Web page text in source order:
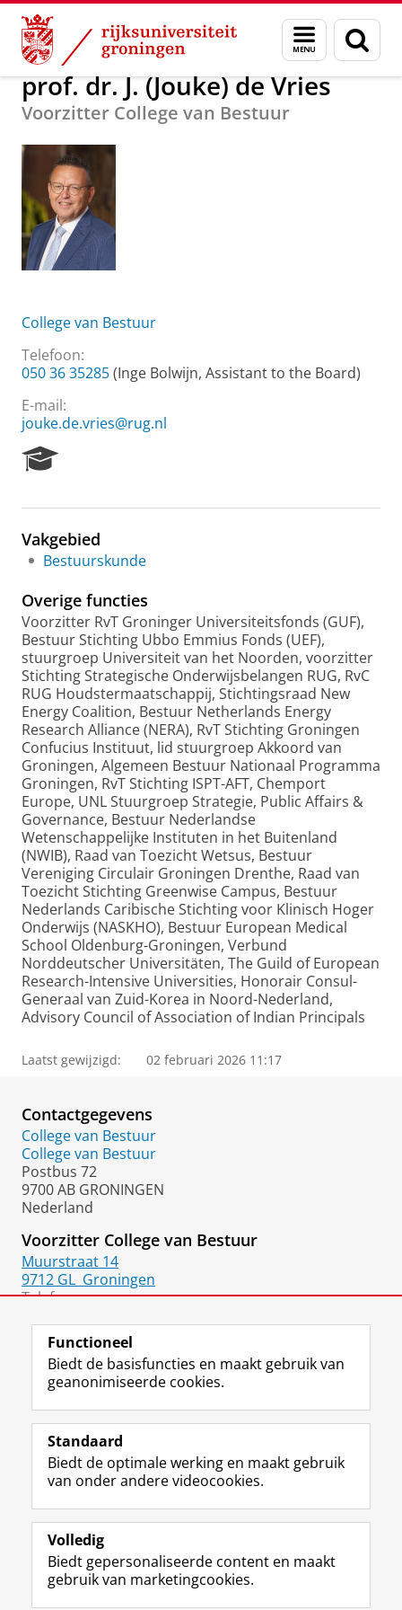
Skip
Content
Skip
Navigation
Menu
en
zoeken
Over ons prof. dr. J. (Jouke) de Vries
prof. dr. J. (Jouke) de Vries
Voorzitter College van Bestuur
College van Bestuur
Telefoon:
050 36 35285(Inge Bolwijn, Assistant to the Board)
E-mail:
jouke.de.vries@rug.nl
e
r
c
P
o
r
t
a
l
Vakgebied
Bestuurskunde
Overige functies
Voorzitter RvT Groninger Universiteitsfonds (GUF),
Bestuur Stichting Ubbo Emmius Fonds (UEF),
stuurgroep Universiteit van het Noorden, voorzitter
Stichting Strategische Onderwijsbelangen RUG, RvC
RUG Houdstermaatschappij, Stichtingsraad New
Energy Coalition, Bestuur Netherlands Energy
Research Alliance (NERA), RvT Stichting Groningen
Confucius Instituut, lid stuurgroep Akkoord van
Groningen, Algemeen Bestuur Nationaal Programma
Groningen, RvT Stichting ISPT-AFT, Chemport
Europe, UNL Stuurgroep Strategie, Public Affairs &
Governance, Bestuur Nederlandse
Wetenschappelijke Instituten in het Buitenland
(NWIB), Raad van Toezicht Wetsus, Bestuur
Vereniging Circulair Groningen Drenthe, Raad van
Toezicht Stichting Greenwise Campus, Bestuur
Nederlands Caribische Stichting voor Klinisch Hoger
Onderwijs (NASKHO), Bestuur European Medical
School Oldenburg-Groningen, Verbund
Norddeutscher Universitäten, The Guild of European
Research-Intensive Universities, Honorair Consul-
Generaal van Zuid-Korea in Noord-Nederland,
Advisory Council of Association of Indian Principals
Laatst gewijzigd: 02 februari 2026 11:17
Contactgegevens
College van Bestuur
College van Bestuur
Postbus 72
9700 AB GRONINGEN
Nederland
Voorzitter College van Bestuur
Muurstraat 14
9712 GL Groningen
Telefoon:
Volg de RUG
F
a
e
b
o
p
a
L
i
k
e
I
-
p
R
S
-
f
e
R
I
n
t
r
m
Y
o
T
e
k
Studiekiezers
Alumni
Over ons
Functioneel
Biedt de basisfuncties en maakt gebruik van
geanonimiseerde cookies.
Standaard
Biedt de optimale werking en maakt gebruik
van onder andere videocookies.
Volledig
Biedt gepersonaliseerde content en maakt
gebruik van marketingcookies.